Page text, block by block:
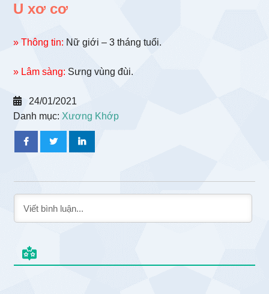
U xơ cơ
» Thông tin: Nữ giới – 3 tháng tuổi.
» Lâm sàng: Sưng vùng đùi.
24/01/2021
Danh mục:Xương Khớp